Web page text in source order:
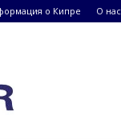
о Кипре О нас